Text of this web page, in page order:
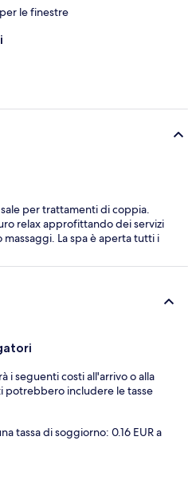
le finestre
per trattamenti di coppia.
relax approfittando dei servizi
La spa è aperta tutti i
i seguenti costi all'arrivo o alla
potrebbero includere le tasse
tassa di soggiorno: 0.16 EUR a